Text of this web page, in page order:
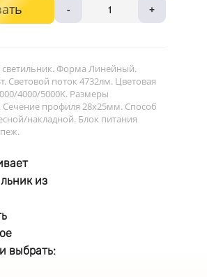
- +
Форма Линейный.
Световой поток 4732лм. Цветовая
4000/5000K. Размеры
Сечение профиля 28x25мм. Способ
накладной. Блок питания
из
выбрать: